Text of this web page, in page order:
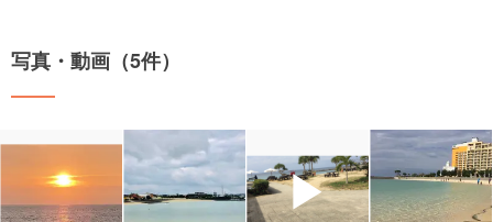
写真・動画（5件）
▶